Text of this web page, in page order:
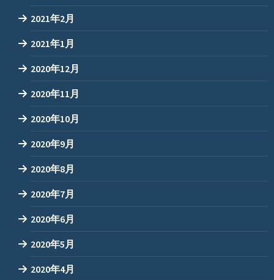
2021年2月
2021年1月
2020年12月
2020年11月
2020年10月
2020年9月
2020年8月
2020年7月
2020年6月
2020年5月
2020年4月